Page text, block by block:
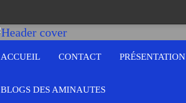
ACCUEIL CONTACT PRÉSENTATION
BLOGS DES AMINAUTES